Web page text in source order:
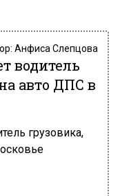
Анфиса Слепцова
водитель
авто ДПС в